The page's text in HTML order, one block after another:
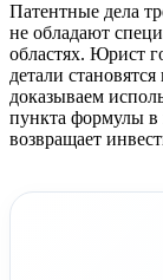
Патентные дела
не обладают
областях. Юрист
детали
доказываем
пункта формулы в
возвращает